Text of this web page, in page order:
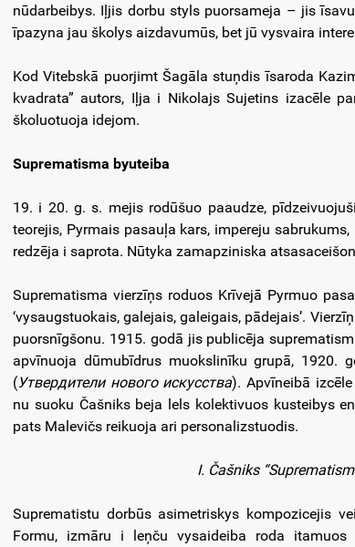
nūdarbeibys. Iļjis dorbu styls puorsameja – jis
īpazyna jau školys aizdavumūs, bet jū vysvaira
Kod Vitebskā puorjimt Šagāla stuņdis īsaroda
kvadrata” autors, Iļja i Nikolajs Sujetins izacēle
školuotuoja idejom.
Suprematisma byuteiba
19. i 20. g. s. mejis rodūšuo paaudze,
teorejis, Pyrmais pasauļa kars, impereju
redzēja i saprota. Nūtyka zamapziniska
Suprematisma vierzīņs roduos Krīvejā Pyrmuo
‘vysaugstuokais, galejais, galeigais, pādejais’.
puorsnīgšonu. 1915. godā jis publicēja
apvīnuoja dūmubīdrus muokslinīku grupā, 1920.
(Утвердители нового искусства). Apvīneibā
nu suoku Čašniks beja lels kolektivuos kusteibys
pats Malevičs reikuoja ari personalizstuodis.
I. Čašniks
Suprematistu dorbūs asimetriskys kompozicejis
Formu, izmāru i leņču vysaideiba roda